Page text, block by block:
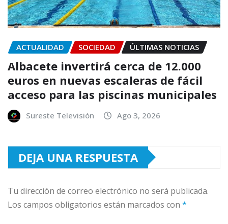
ACTUALIDAD SOCIEDAD ÚLTIMAS NOTICIAS
Albacete invertirá cerca de 12.000
euros en nuevas escaleras de fácil
acceso para las piscinas municipales
Sureste Televisión Ago 3, 2026
DEJA UNA RESPUESTA
Tu dirección de correo electrónico no será publicada.
Los campos obligatorios están marcados con *